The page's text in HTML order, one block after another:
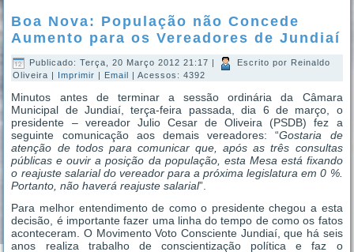
Boa Nova: População não Concede
Aumento para os Vereadores de Jundiaí
Publicado: Terça, 20 Março 2012 21:17 |
Escrito por Reinaldo
Oliveira | Imprimir | Email | Acessos: 4392
Minutos antes de terminar a sessão ordinária da Câmara
Municipal de Jundiaí, terça-feira passada, dia 6 de março, o
presidente – vereador Julio Cesar de Oliveira (PSDB) fez a
seguinte comunicação aos demais vereadores: “Gostaria de
atenção de todos para comunicar que, após as três consultas
públicas e ouvir a posição da população, esta Mesa está fixando
o reajuste salarial do vereador para a próxima legislatura em 0 %.
Portanto, não haverá reajuste salarial”.
Para melhor entendimento de como o presidente chegou a esta
decisão, é importante fazer uma linha do tempo de como os fatos
aconteceram. O Movimento Voto Consciente Jundiaí, que há seis
anos realiza trabalho de conscientização política e faz o